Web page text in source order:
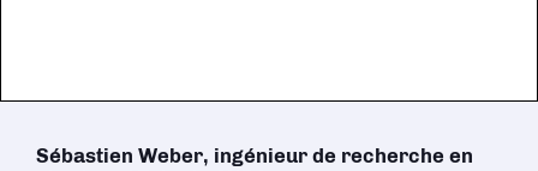
Sébastien Weber, ingénieur de recherche en